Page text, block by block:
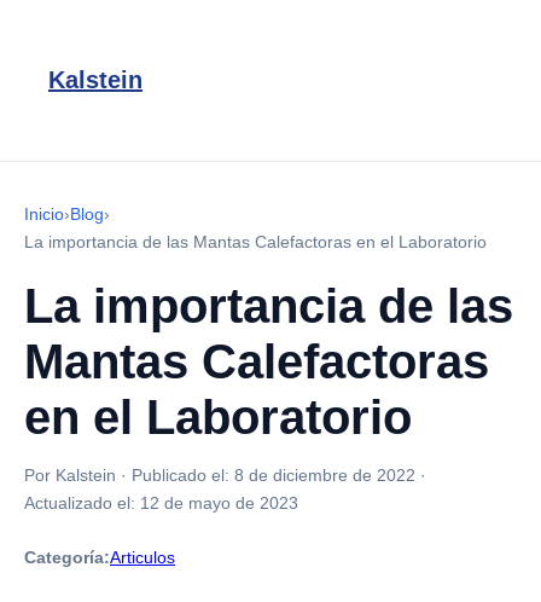
Kalstein
Inicio›Blog›
La importancia de las Mantas Calefactoras en el Laboratorio
La importancia de las
Mantas Calefactoras
en el Laboratorio
Por Kalstein · Publicado el: 8 de diciembre de 2022 ·
Actualizado el: 12 de mayo de 2023
Categoría:Articulos